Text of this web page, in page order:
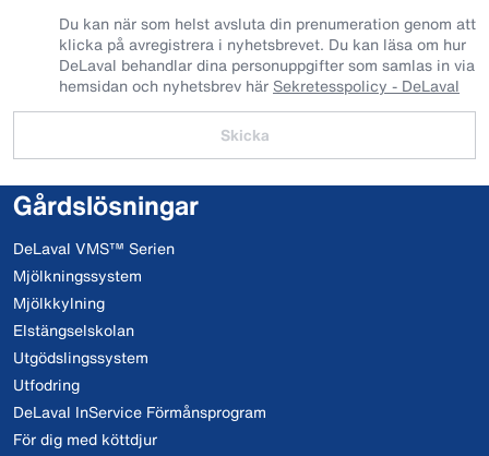
Du kan när som helst avsluta din prenumeration genom att
klicka på avregistrera i nyhetsbrevet. Du kan läsa om hur
DeLaval behandlar dina personuppgifter som samlas in via
hemsidan och nyhetsbrev här Sekretesspolicy - DeLaval
Skicka
Gårdslösningar
DeLaval VMS™ Serien
Mjölkningssystem
Mjölkkylning
Elstängselskolan
Utgödslingssystem
Utfodring
DeLaval InService Förmånsprogram
För dig med köttdjur